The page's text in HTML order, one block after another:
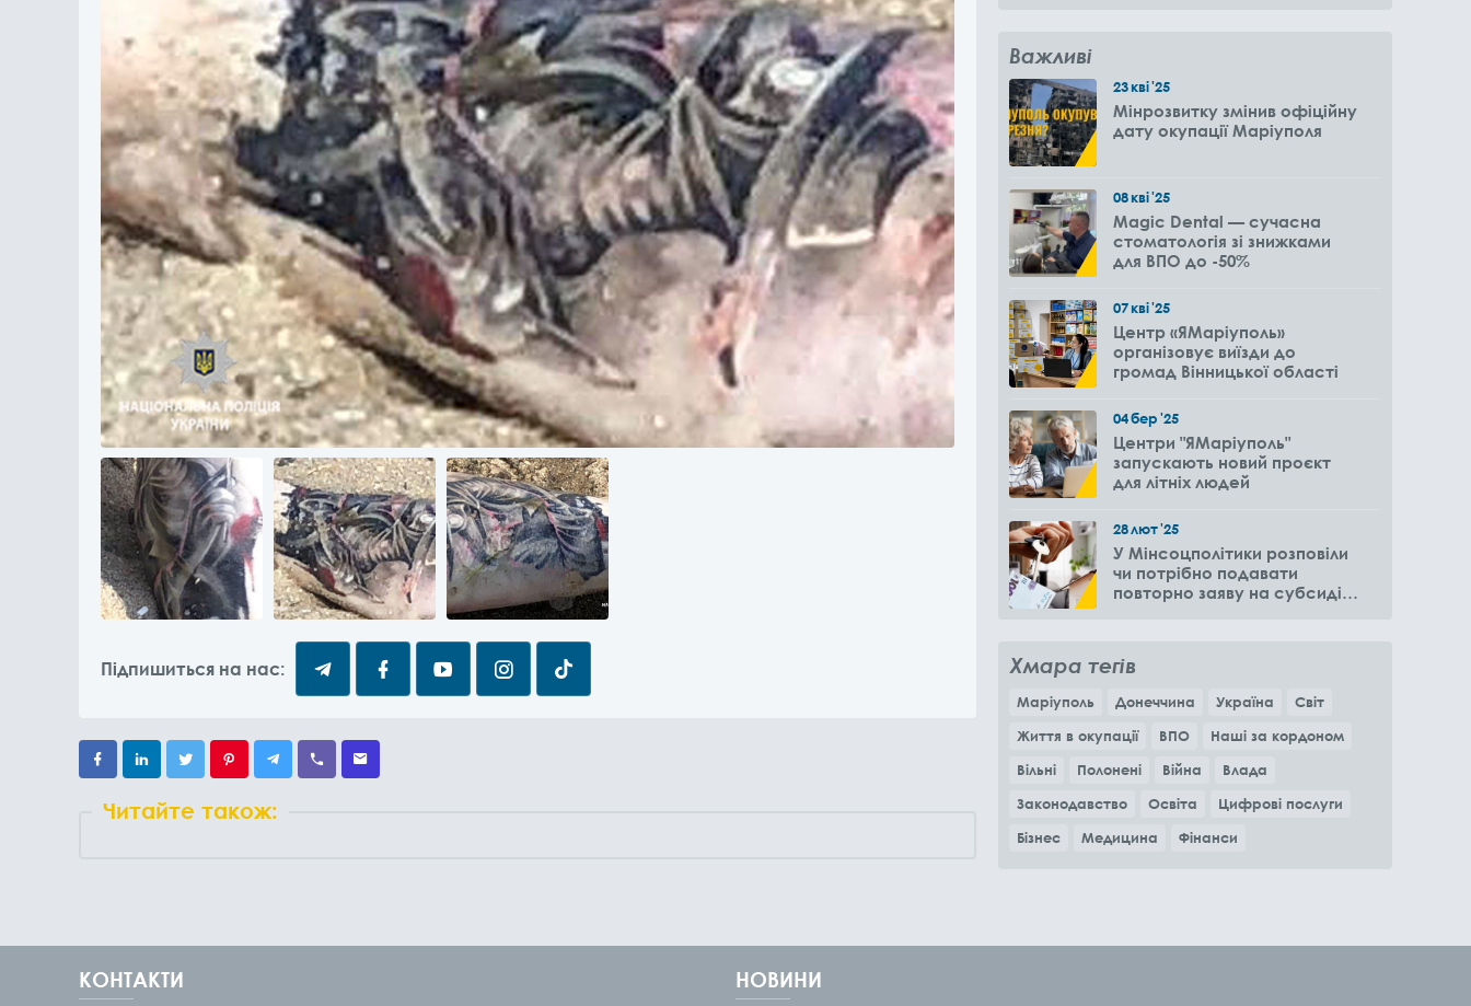
Підпишиться на нас:
Читайте також:
Важливі
23кві'25
Мінрозвитку змінив офіційну
дату окупації Маріуполя
08кві'25
Magic Dental — сучасна
стоматологія зі знижками
для ВПО до -50%
07кві'25
Центр «ЯМаріуполь»
організовує виїзди до
громад Вінницької області
04бер'25
Центри "ЯМаріуполь"
запускають новий проєкт
для літніх людей
28лют'25
У Мінсоцполітики розповіли
чи потрібно подавати
повторно заяву на субсидію
Хмара тегів
Маріуполь Донеччина Україна
Світ
Життя в окупації
ВПО
Наші за кордоном
Вільні
Полонені Війна
Влада
Законодавство
Освіта
Цифрові послуги
Бізнес
Медицина Фінанси
КОНТАКТИ НОВИНИ